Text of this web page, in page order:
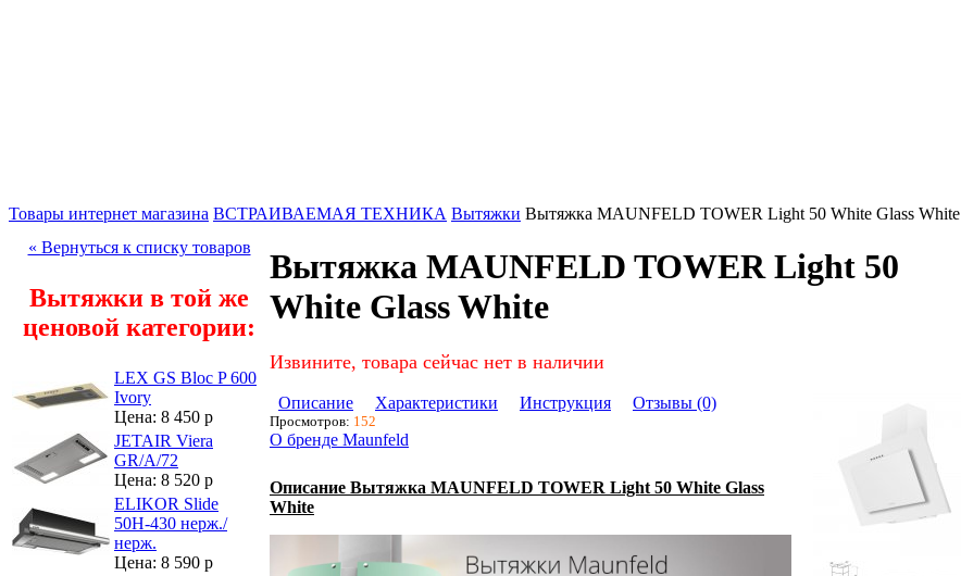
Товары интернет магазина ВСТРАИВАЕМАЯ ТЕХНИКА Вытяжки Вытяжка MAUNFELD TOWER Light 50 White Glass White
« Вернуться к списку товаров
Вытяжки в той же
ценовой категории:
LEX GS Bloc P 600
Ivory
Цена: 8 450 р
JETAIR Viera
GR/A/72
Цена: 8 520 р
ELIKOR Slide
50Н-430 нерж./
нерж.
Цена: 8 590 р
Вытяжка MAUNFELD TOWER Light 50
White Glass White
Извините, товара сейчас нет в наличии
Описание Характеристики Инструкция Отзывы (0)
Просмотров: 152
О бренде Maunfeld
Описание Вытяжка MAUNFELD TOWER Light 50 White Glass
White